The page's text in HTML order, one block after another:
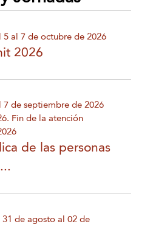
5 al 7 de octubre de 2026
2026
7 de septiembre de 2026
Fin de la atención
de las personas
de agosto al 02 de